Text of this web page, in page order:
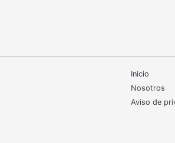
Inicio
Nosotros
Aviso de